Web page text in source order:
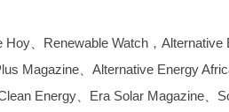
、Renewable Watch，Alternative
Magazine、Alternative Energy
Energy、Era Solar Magazine、